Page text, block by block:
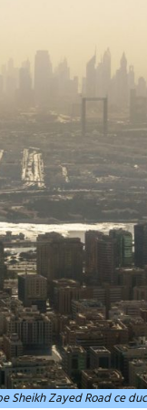
Sheikh Zayed Road ce